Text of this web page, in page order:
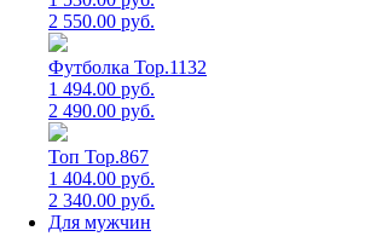
2 550.00 руб.
Футболка Top.1132
1 494.00 руб.
2 490.00 руб.
Топ Top.867
1 404.00 руб.
2 340.00 руб.
Для мужчин